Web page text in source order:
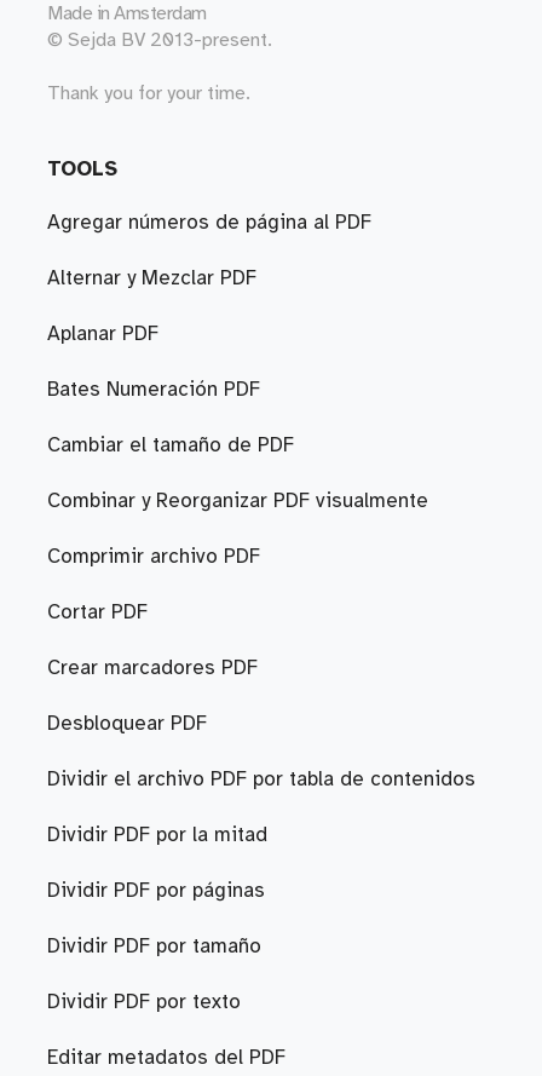
Made in Amsterdam
© Sejda BV 2013-present.
Thank you for your time.
TOOLS
Agregar números de página al PDF
Alternar y Mezclar PDF
Aplanar PDF
Bates Numeración PDF
Cambiar el tamaño de PDF
Combinar y Reorganizar PDF visualmente
Comprimir archivo PDF
Cortar PDF
Crear marcadores PDF
Desbloquear PDF
Dividir el archivo PDF por tabla de contenidos
Dividir PDF por la mitad
Dividir PDF por páginas
Dividir PDF por tamaño
Dividir PDF por texto
Editar metadatos del PDF